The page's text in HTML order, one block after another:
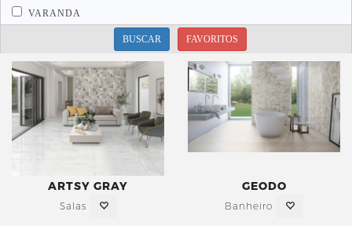
VARANDA
BUSCAR FAVORITOS
ARTSY GRAY
Salas
GEODO
Banheiro